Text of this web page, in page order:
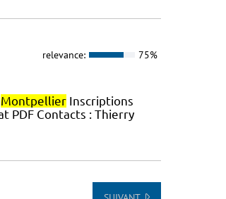
relevance: 75%
MontpellierInscriptions
PDF Contacts : Thierry